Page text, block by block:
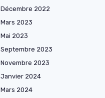
Décembre 2022
Mars 2023
Mai 2023
Septembre 2023
Novembre 2023
Janvier 2024
Mars 2024